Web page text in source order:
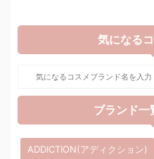
気になる
ブランド一
ADDICTION(アディクション)